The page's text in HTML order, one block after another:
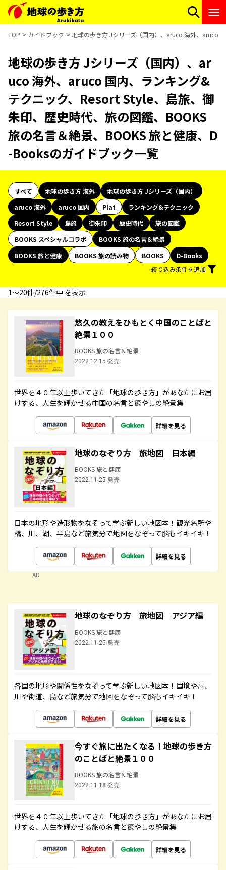
TOP ガイドブック 地球の歩き方 Jシリーズ（国内）、aruco 海外、aruco
地球の歩き方 Jシリーズ（国内）、ar
uco 海外、aruco 国内、ランキング&
テクニック、Resort Style、島旅、御
朱印、歴史時代、旅の図鑑、BOOKS
旅の名言＆絶景、BOOKS 旅と健康、D
-Booksのガイドブック一覧
すべて 地球の歩き方 海外
地球の歩き方 Jシリーズ（国内）
aruco 海外
aruco 国内 Plat
ランキング&テクニック
Resort Style
島旅 御朱印 歴史時代
旅の図鑑
BOOKS スペシャルコラボ
BOOKS 旅の名言＆絶景
BOOKS 旅と健康
BOOKS 旅の読み物 BOOKS
D-Books
絞り込み条件を追加
1〜20件/276件中 を表示
悠久の教えをひもとく中国のことばと
絶景１００
BOOKS 旅の名言＆絶景
2022.12.15 発売
世界を４０年以上歩いてきた「地球の歩き方」があなたにお届
けする、人生を輝かせる中国の名言と癒やしの絶景集
詳細を見る
地球のなぞり方 旅地図 日本編
BOOKS 旅と健康
2022.11.25 発売
日本の地形や造形物をなぞって学ぶ新しい地図本！観光名所や
橋、川、湖、半島など旅気分で地図をなぞって脳もイキイキ！
詳細を見る
AD
地球のなぞり方 旅地図 アジア編
BOOKS 旅と健康
2022.11.25 発売
各国の地形や関係性をなぞって学ぶ新しい地図本！国境や州、
川や街道、島など旅気分で地図をなぞって脳もイキイキ！
詳細を見る
今すぐ旅に出たくなる！地球の歩き方
のことばと絶景１００
BOOKS 旅の名言＆絶景
2022.11.18 発売
世界を４０年以上歩いてきた「地球の歩き方」があなたにお届
けする、人生を輝かせる旅の名言と癒やしの絶景集
詳細を見る